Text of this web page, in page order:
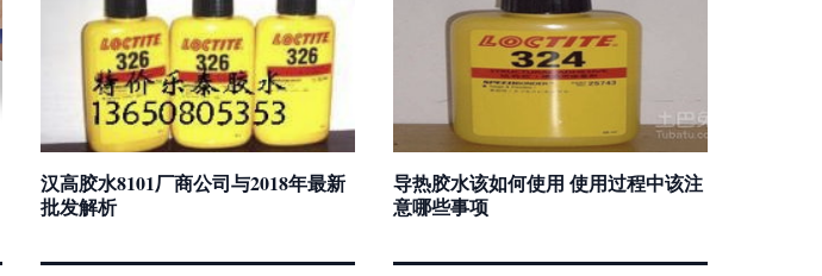
汉高胶水8101厂商公司与2018年最新
批发解析
导热胶水该如何使用 使用过程中该注
意哪些事项